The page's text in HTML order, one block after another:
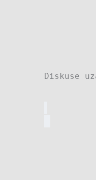
Diskuse